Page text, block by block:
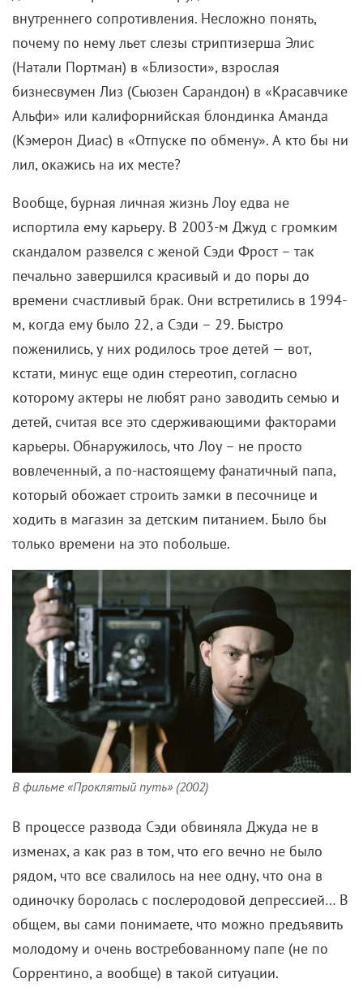
внутреннего сопротивления. Несложно понять,
почему по нему льет слезы стриптизерша Элис
(Натали Портман) в «Близости», взрослая
бизнесвумен Лиз (Сьюзен Сарандон) в «Красавчике
Альфи» или калифорнийская блондинка Аманда
(Кэмерон Диас) в «Отпуске по обмену». А кто бы ни
лил, окажись на их месте?
Вообще, бурная личная жизнь Лоу едва не
испортила ему карьеру. В 2003-м Джуд с громким
скандалом развелся с женой Сэди Фрост – так
печально завершился красивый и до поры до
времени счастливый брак. Они встретились в 1994-
м, когда ему было 22, а Сэди – 29. Быстро
поженились, у них родилось трое детей — вот,
кстати, минус еще один стереотип, согласно
которому актеры не любят рано заводить семью и
детей, считая все это сдерживающими факторами
карьеры. Обнаружилось, что Лоу – не просто
вовлеченный, а по-настоящему фанатичный папа,
который обожает строить замки в песочнице и
ходить в магазин за детским питанием. Было бы
только времени на это побольше.
В фильме «Проклятый путь» (2002)
В процессе развода Сэди обвиняла Джуда не в
изменах, а как раз в том, что его вечно не было
рядом, что все свалилось на нее одну, что она в
одиночку боролась с послеродовой депрессией… В
общем, вы сами понимаете, что можно предъявить
молодому и очень востребованному папе (не по
Соррентино, а вообще) в такой ситуации.